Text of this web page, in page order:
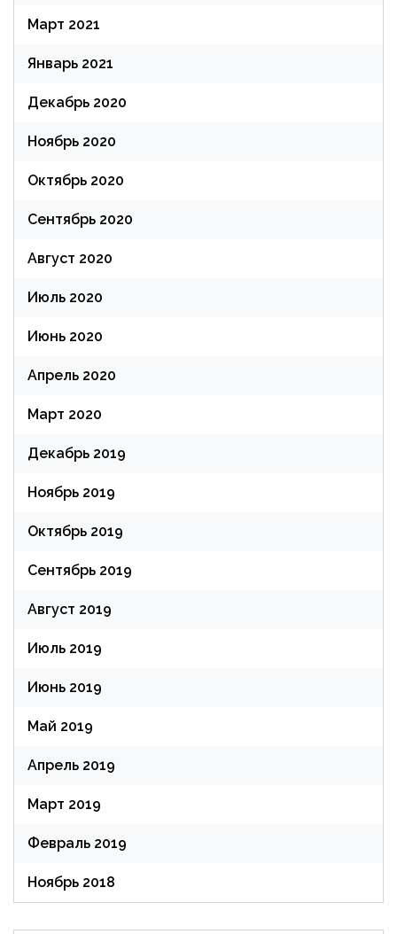
Март 2021
Январь 2021
Декабрь 2020
Ноябрь 2020
Октябрь 2020
Сентябрь 2020
Август 2020
Июль 2020
Июнь 2020
Апрель 2020
Март 2020
Декабрь 2019
Ноябрь 2019
Октябрь 2019
Сентябрь 2019
Август 2019
Июль 2019
Июнь 2019
Май 2019
Апрель 2019
Март 2019
Февраль 2019
Ноябрь 2018